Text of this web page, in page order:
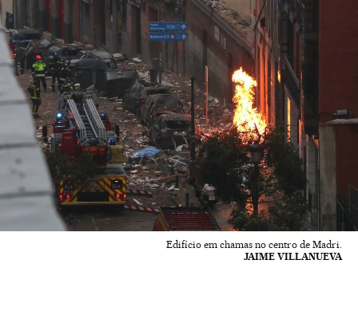
Edifício em chamas no centro de Madri.
JAIME VILLANUEVA